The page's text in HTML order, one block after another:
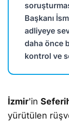
Başkanı
adliyeye
daha önce
kontrol ve
İzmir'in
yürütülen